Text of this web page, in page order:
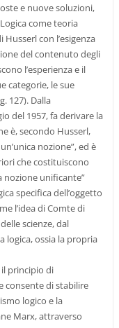
e nuove soluzioni,
come teoria
con l’esigenza
del contenuto degli
l’esperienza e il
categorie, le sue
127). Dalla
del 1957, fa derivare la
è, secondo Husserl,
nozione”, ed è
che costituiscono
nozione unificante”
specifica dell’oggetto
l’idea di Comte di
scienze, dal
logica, ossia la propria
principio di
consente di stabilire
logico e la
Marx, attraverso